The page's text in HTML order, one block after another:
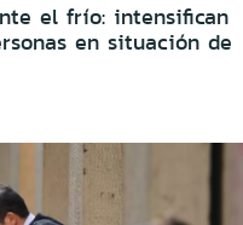
el frío: intensifican
en situación de